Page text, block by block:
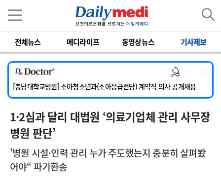
전체뉴스 메디라이프 동영상뉴스 기사제보
[서울아산병원] 2026년 하반기 인턴 모집
[영남대학교의료원] 마취통증의학과 임기제 임상의사 채용
[충남대학교병원] 소아청소년과(소아응급전담) 계약직 의사 공개채용
[동부병원] 계약직(응급의학과 전문의) 직원모집
[이대목동병원] 하반기 전공의(레지던트1년차) 모집
[서울아산병원] 2026년 하반기 인턴 모집
[영남대학교의료원] 마취통증의학과 임기제 임상의사 채용
1·2심과 달리 대법원 ‘의료기업체 관리 사무장
병원 판단’
'병원 시설·인력 관리 누가 주도했는지 충분히 살펴봤
어야“ 파기환송